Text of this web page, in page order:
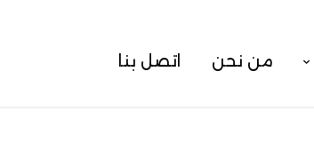
من نحن اتصل بنا